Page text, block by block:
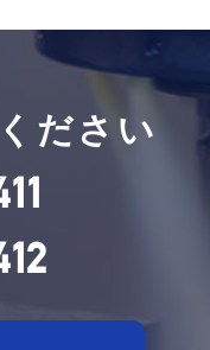
ださい